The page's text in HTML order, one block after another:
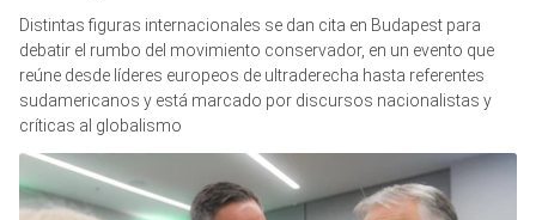
Distintas figuras internacionales se dan cita en Budapest para
debatir el rumbo del movimiento conservador, en un evento que
reúne desde líderes europeos de ultraderecha hasta referentes
sudamericanos y está marcado por discursos nacionalistas y
críticas al globalismo